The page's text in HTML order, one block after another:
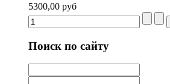
5300,00 руб
Поиск по сайту